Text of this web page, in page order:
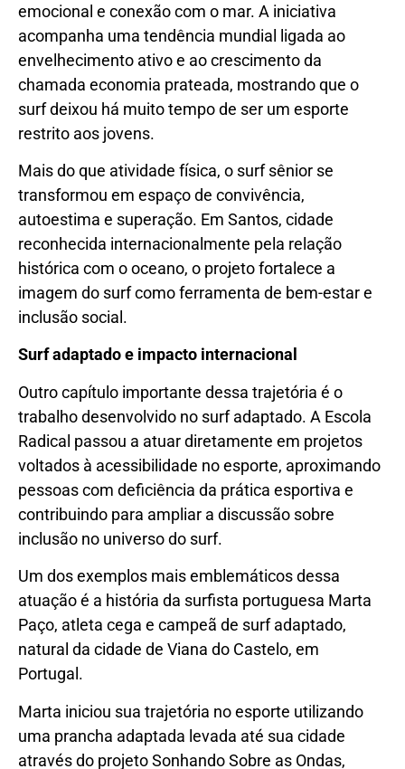
emocional e conexão com o mar. A iniciativa
acompanha uma tendência mundial ligada ao
envelhecimento ativo e ao crescimento da
chamada economia prateada, mostrando que o
surf deixou há muito tempo de ser um esporte
restrito aos jovens.
Mais do que atividade física, o surf sênior se
transformou em espaço de convivência,
autoestima e superação. Em Santos, cidade
reconhecida internacionalmente pela relação
histórica com o oceano, o projeto fortalece a
imagem do surf como ferramenta de bem-estar e
inclusão social.
Surf adaptado e impacto internacional
Outro capítulo importante dessa trajetória é o
trabalho desenvolvido no surf adaptado. A Escola
Radical passou a atuar diretamente em projetos
voltados à acessibilidade no esporte, aproximando
pessoas com deficiência da prática esportiva e
contribuindo para ampliar a discussão sobre
inclusão no universo do surf.
Um dos exemplos mais emblemáticos dessa
atuação é a história da surfista portuguesa Marta
Paço, atleta cega e campeã de surf adaptado,
natural da cidade de Viana do Castelo, em
Portugal.
Marta iniciou sua trajetória no esporte utilizando
uma prancha adaptada levada até sua cidade
através do projeto Sonhando Sobre as Ondas,